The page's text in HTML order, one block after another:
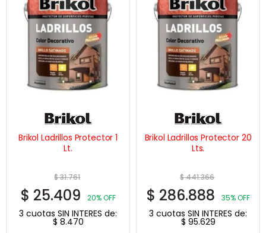
Brikol Ladrillos Protector 1
Lt.
$31.761
$ 25.409 20% OFF
3 cuotas SIN INTERES de:
$ 8.470
Brikol Ladrillos Protector 20
Lts.
$441.366
$ 286.888 35% OFF
3 cuotas SIN INTERES de:
$ 95.629